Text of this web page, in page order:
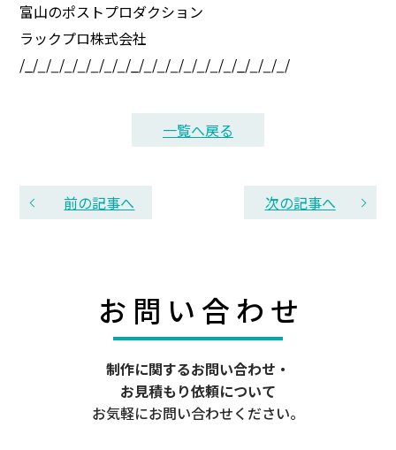
富山のポストプロダクション
ラックプロ株式会社
/_/ / / / / / / /_/ / / / / / / /_/ / / /
前の記事へ
一覧へ戻る
次の記事へ
お 問 い 合わ せ
制作に関するお問い合わせ・
お見積もり依頼について
お気軽にお問い合わせください。